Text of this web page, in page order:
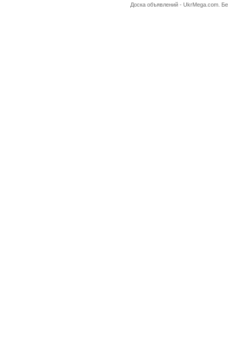
Доска объявлений - UkrMega.com.